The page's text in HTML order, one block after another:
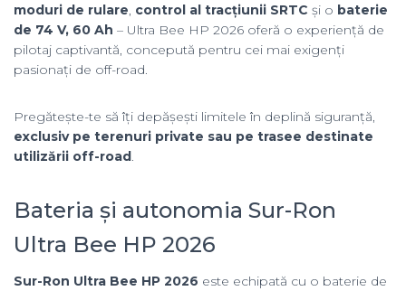
moduri de rulare, control al tracțiunii SRTC și o baterie
de 74 V, 60 Ah – Ultra Bee HP 2026 oferă o experiență de
pilotaj captivantă, concepută pentru cei mai exigenți
pasionați de off-road.
Pregătește-te să îți depășești limitele în deplină siguranță,
exclusiv pe terenuri private sau pe trasee destinate
utilizării off-road.
Bateria și autonomia Sur-Ron
Ultra Bee HP 2026
Sur-Ron Ultra Bee HP 2026 este echipată cu o baterie de